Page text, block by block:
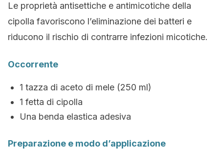
Le proprietà antisettiche e antimicotiche della
cipolla favoriscono l’eliminazione dei batteri e
riducono il rischio di contrarre infezioni micotiche.
Occorrente
1 tazza di aceto di mele (250 ml)
1 fetta di cipolla
Una benda elastica adesiva
Preparazione e modo d’applicazione